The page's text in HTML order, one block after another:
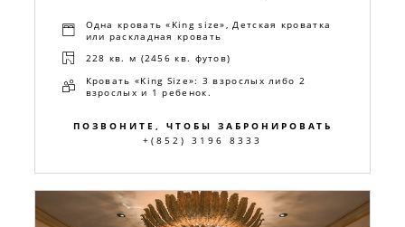
Одна кровать «King size», Детская кроватка
или раскладная кровать
228 кв. м (2456 кв. футов)
Кровать «King Size»: 3 взрослых либо 2
взрослых и 1 ребенок.
ПОЗВОНИТЕ, ЧТОБЫ ЗАБРОНИРОВАТЬ
+(852) 3196 8333